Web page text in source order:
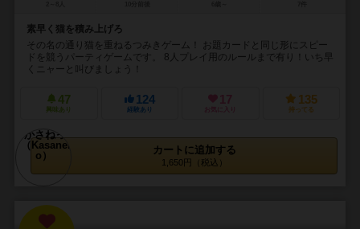
素早く猫を積み上げろ
その名の通り猫を重ねるつみきゲーム！ お題カードと同じ形にスピー
ドを競うパーティゲームです。 8人プレイ用のルールまで有り！いち早
くニャーと叫びましょう！
47
興味あり
124
経験あり
17
お気に入り
135
持ってる
カートに追加する
1,650円（税込）